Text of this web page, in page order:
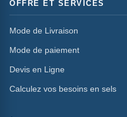
OFFRE ET SERVICES
Mode de Livraison
Mode de paiement
Devis en Ligne
Calculez vos besoins en sels